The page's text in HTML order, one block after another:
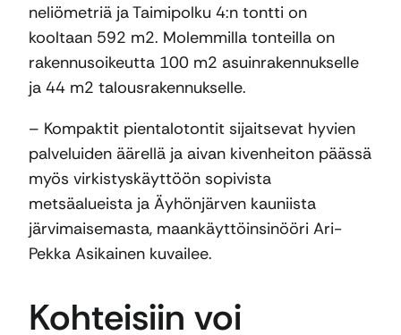
neliömetriä ja Taimipolku 4:n tontti on
kooltaan 592 m2. Molemmilla tonteilla on
rakennusoikeutta 100 m2 asuinrakennukselle
ja 44 m2 talousrakennukselle.
– Kompaktit pientalotontit sijaitsevat hyvien
palveluiden äärellä ja aivan kivenheiton päässä
myös virkistyskäyttöön sopivista
metsäalueista ja Äyhönjärven kauniista
järvimaisemasta, maankäyttöinsinööri Ari-
Pekka Asikainen kuvailee.
Kohteisiin voi